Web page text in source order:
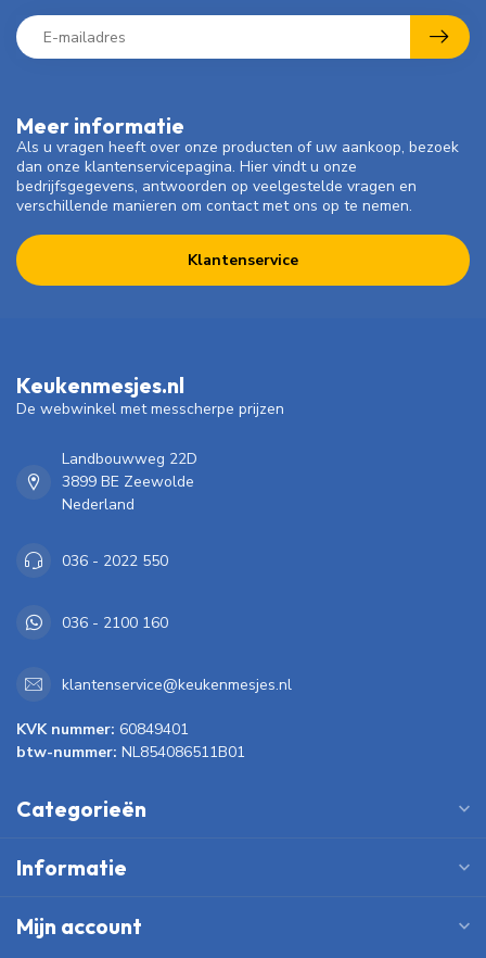
Meer informatie
Als u vragen heeft over onze producten of uw aankoop, bezoek
dan onze klantenservicepagina. Hier vindt u onze
bedrijfsgegevens, antwoorden op veelgestelde vragen en
verschillende manieren om contact met ons op te nemen.
Klantenservice
Keukenmesjes.nl
De webwinkel met messcherpe prijzen
Landbouwweg 22D
3899 BE Zeewolde
Nederland
036 - 2022 550
036 - 2100 160
klantenservice@keukenmesjes.nl
KVK nummer: 60849401
btw-nummer: NL854086511B01
Categorieën
Informatie
Mijn account